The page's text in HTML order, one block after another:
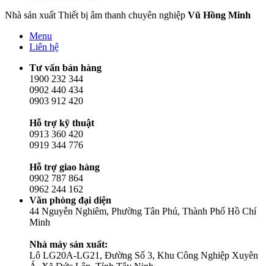
Nhà sản xuất Thiết bị âm thanh chuyên nghiệp Vũ Hồng Minh
Menu
Liên hệ
Tư vấn bán hàng
1900 232 344
0902 440 434
0903 912 420
Hỗ trợ kỹ thuật
0913 360 420
0919 344 776
Hỗ trợ giao hàng
0902 787 864
0962 244 162
Văn phòng đại diện
44 Nguyễn Nghiêm, Phường Tân Phú, Thành Phố Hồ Chí
Minh
Nhà máy sản xuất:
Lô LG20A-LG21, Đường Số 3, Khu Công Nghiệp Xuyên